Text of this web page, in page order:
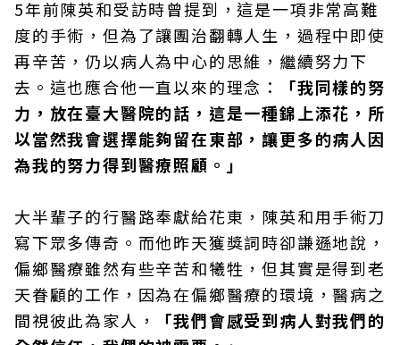
5年前陳英和受訪時曾提到，這是一項非常高難
度的手術，但為了讓團治翻轉人生，過程中即使
再辛苦，仍以病人為中心的思維，繼續努力下
去。這也應合他一直以來的理念：
「我同樣的努
力，放在臺大醫院的話，這是一種錦上添花，所
以當然我會選擇能夠留在東部，讓更多的病人因
為我的努力得到醫療照顧。」
大半輩子的行醫路奉獻給花東，陳英和用手術刀
寫下眾多傳奇。而他昨天獲獎詞時卻謙遜地說，
偏鄉醫療雖然有些辛苦和犧牲，但其實是得到老
天眷顧的工作，因為在偏鄉醫療的環境，醫病之
間視彼此為家人，
「我們會感受到病人對我們的